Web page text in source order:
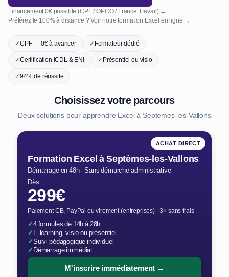
Financement 0€ possible (CPF / OPCO / France Travail) →
Préférez le 100% à distance ? Voir notre formation Excel en ligne →
✓CPF — 0€ à avancer ✓Formateur dédié
✓Certification ICDL & ENI ✓Présentiel ou visio
✓94% de réussite
Choisissez votre parcours
Deux solutions pour apprendre Excel à Septèmes-les-Vallons
ACHAT DIRECT
Formation Excel à Septèmes-les-Vallons
Démarrage en 48h · Sans démarche administrative
Dès
299€
Paiement CB, PayPal ou virement (entreprises) · 3× sans frais
✓4 formules de 14h à 28h
✓E-learning, visio ou présentiel
✓Suivi pédagogique individuel
✓Démarrage immédiat
M'inscrire immédiatement →